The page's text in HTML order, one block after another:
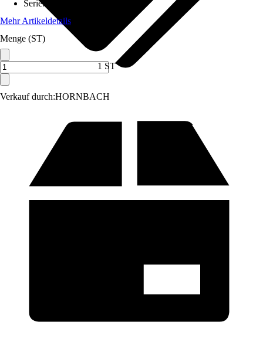
Verkauf durch:HORNBACH
Serie:
Mehr Artikeldetails
Menge (ST)
1 ST